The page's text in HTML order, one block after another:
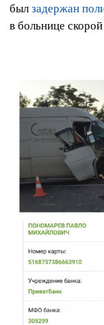
был задержан
в больнице